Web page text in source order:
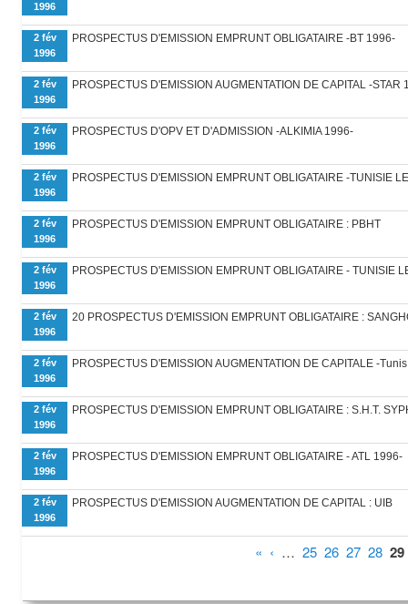
1996
2 fév
1996
PROSPECTUS D'EMISSION EMPRUNT OBLIGATAIRE -BT 1996-
2 fév
1996
PROSPECTUS D'EMISSION AUGMENTATION DE CAPITAL -STAR
2 fév
1996
PROSPECTUS D'OPV ET D'ADMISSION -ALKIMIA 1996-
2 fév
1996
PROSPECTUS D'EMISSION EMPRUNT OBLIGATAIRE -TUNISIE
2 fév
1996
PROSPECTUS D'EMISSION EMPRUNT OBLIGATAIRE : PBHT
2 fév
1996
PROSPECTUS D'EMISSION EMPRUNT OBLIGATAIRE - TUNISIE
2 fév
1996
20 PROSPECTUS D'EMISSION EMPRUNT OBLIGATAIRE :
2 fév
1996
PROSPECTUS D'EMISSION AUGMENTATION DE CAPITALE -
2 fév
1996
PROSPECTUS D'EMISSION EMPRUNT OBLIGATAIRE : S.H.T.
2 fév
1996
PROSPECTUS D'EMISSION EMPRUNT OBLIGATAIRE - ATL 1996-
2 fév
1996
PROSPECTUS D'EMISSION AUGMENTATION DE CAPITAL : UIB
« ‹ … 25 26 27 28 29